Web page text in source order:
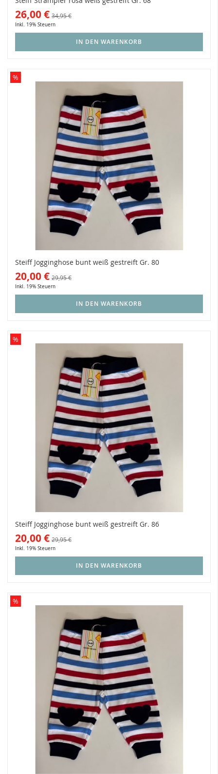
26,00 € 34,95 €
Inkl. 19% Steuern
IN DEN WARENKORB
Steiff Jogginghose bunt weiß gestreift Gr. 80
20,00 € 29,95 €
Inkl. 19% Steuern
%
IN DEN WARENKORB
Steiff Jogginghose bunt weiß gestreift Gr. 86
20,00 € 29,95 €
Inkl. 19% Steuern
%
IN DEN WARENKORB
%